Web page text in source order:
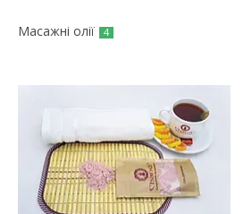
Масажні олії 4